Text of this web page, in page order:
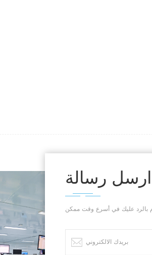
ارسل رسالة